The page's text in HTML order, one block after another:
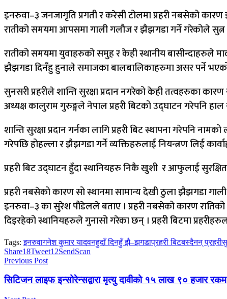
इनरुवा–३ जनजागृति प्रगती र करेसी टोलमा प्रहरी नबसेको
रातीको समयमा आपसमा गाली गलौज र झैझगडा गर्ने गरेकोले
रातीको समयमा युवाहरुको समुह र केही स्थानीय बासीन्दाहरुले
झैझगडा दिनँहु हुनाले समाजका बालबालिकाहरुमा असर पर्ने
सुनसरी प्रहरीले शान्ति सुरक्षा प्रदान नगरेको केही तत्वहरुका
अध्यक्ष कालुराम गुरुङ्गले नेपाल प्रहरी बिटको उद्घाटन गरेपनि
शान्ति सुरक्षा प्रदान गर्नका लागि प्रहरी बिट स्थापना गरेपनि
गरेपछि होहल्ला र झैझगडा गर्ने व्यक्तिहरुलाई नियन्त्रण लिई
प्रहरी बिट उद्घाटन हुँदा स्थानियहरु निकै खुशी र आफुलाई सुरक्षित
प्रहरी नबसेको कारण सो स्थानमा सामान्य देखी ठुला झैझगडा गाली
इनरुवा–३ का सुरेश पौडेलले बताए । प्रहरी नबसेको कारण
दिइरहेको स्थानियहरुले गुनासो गरेका छन् । प्रहरी बिटमा
Tags: इनरुवागनेश कुमार यादवनहुदाँ दिनहुँ झै–झगडाप्रहरी बिटबस्दैनन् प्रहरी
Share18Tweet12SendScan
Previous Post
सिटिजन लाइफ इन्सोरेन्सद्वारा मृत्यु दावीको १५ लाख ९० हजार